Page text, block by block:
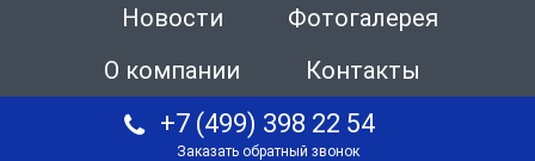
Новости
Фотогалерея
О компании
Контакты
+7 (499) 398 22 54
Заказать обратный звонок